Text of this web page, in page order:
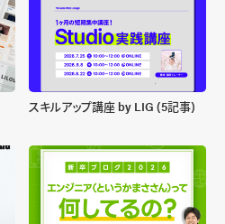
スキルアップ講座 by LIG (5記事)